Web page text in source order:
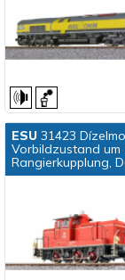
ESU31423
Vorbildzustand um
Rangierkupplung,